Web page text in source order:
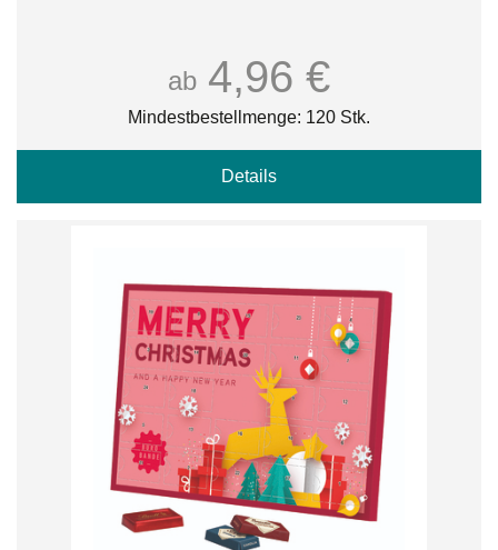
ab 4,96 €
Mindestbestellmenge: 120 Stk.
Details